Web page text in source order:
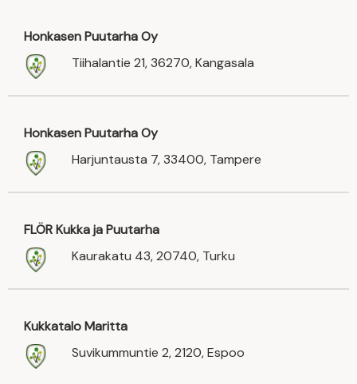
Honkasen Puutarha Oy
Tiihalantie 21, 36270, Kangasala
Honkasen Puutarha Oy
Harjuntausta 7, 33400, Tampere
FLÖR Kukka ja Puutarha
Kaurakatu 43, 20740, Turku
Kukkatalo Maritta
Suvikummuntie 2, 2120, Espoo